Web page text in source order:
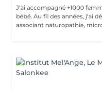
J'ai accompagné +1000
bébé. Au fil des années, j'ai développé une approche unique
associant naturopathie,